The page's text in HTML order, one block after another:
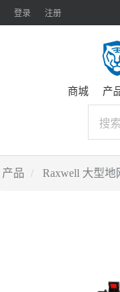
登录 注册
商城 产
产品 Raxwell 大型地